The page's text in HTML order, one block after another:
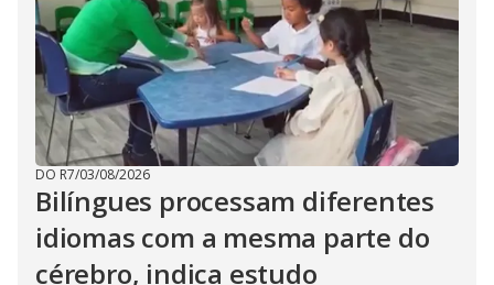
DO R7/03/08/2026
Bilíngues processam diferentes
idiomas com a mesma parte do
cérebro, indica estudo